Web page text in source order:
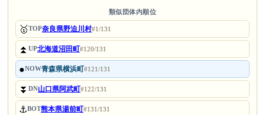
類似団体内順位
🥇TOP奈良県野迫川村#1/131
⏫UP北海道沼田町#120/131
●NOW青森県横浜町#121/131
⏬DN山口県阿武町#122/131
⚓BOT熊本県湯前町#131/131